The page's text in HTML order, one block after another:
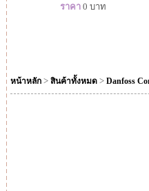
ราคา 0 บาท
หน้าหลัก > สินค้าทั้งหมด > Danfoss